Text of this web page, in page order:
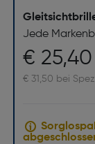
Jede
€ 25,40
€ 31,50 bei